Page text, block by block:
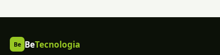
Be BeTecnologia